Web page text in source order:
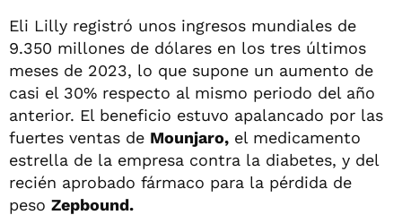
Eli Lilly registró unos ingresos mundiales de
9.350 millones de dólares en los tres últimos
meses de 2023, lo que supone un aumento de
casi el 30% respecto al mismo periodo del año
anterior. El beneficio estuvo apalancado por las
fuertes ventas de Mounjaro, el medicamento
estrella de la empresa contra la diabetes, y del
recién aprobado fármaco para la pérdida de
peso Zepbound.